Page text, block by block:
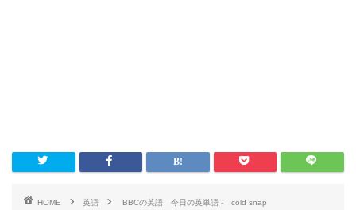
HOME 英語 BBCの英語 今日の英単語 - cold snap